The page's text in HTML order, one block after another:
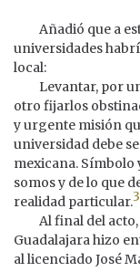
Añadió que a
universidades
local:
Levantar, por
otro fijarlos
y urgente misión
universidad debe
mexicana. Símbolo
somos y de lo que
realidad particular.3
Al final del
Guadalajara hizo
al licenciado José